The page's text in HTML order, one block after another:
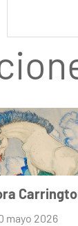
mayo 2026